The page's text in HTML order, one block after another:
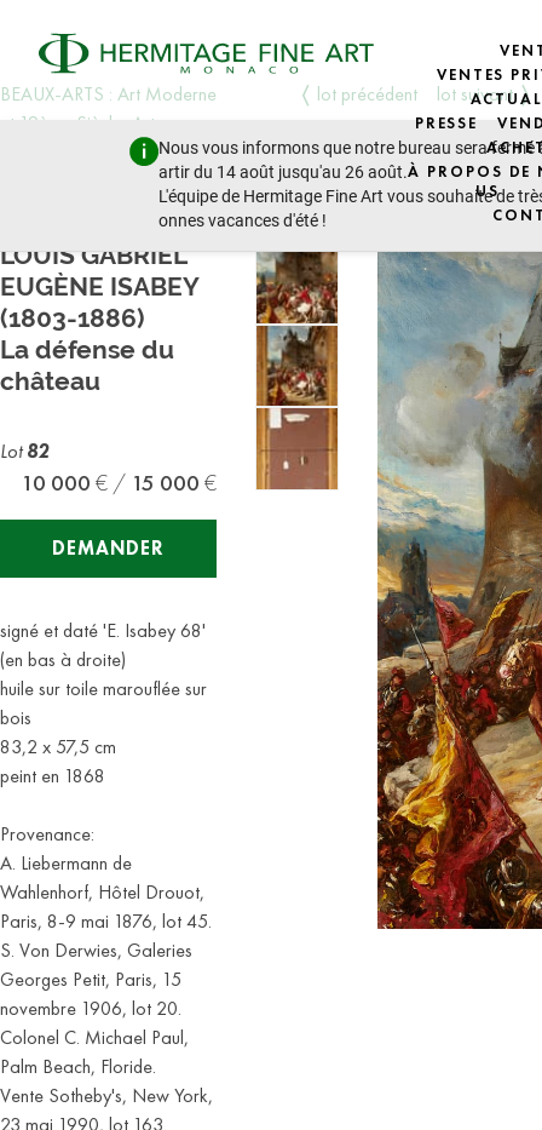
VENTES
PRESSE
À PROPOS DE
US
Nous vous informons que notre bureau sera fermé
artir du 14 août jusqu'au 26 août.
L'équipe de Hermitage Fine Art vous souhaite de
onnes vacances d'été !
BEAUX-ARTS : Art Moderne
et 19ème Siècle, Art
D'europe de L'est, Icônes
jeudi 19 décembre 2024 - 14:30
lot précédent lot suivant
LOUIS GABRIEL
EUGÈNE ISABEY
(1803-1886)
La défense du
château
Lot82
10 000 15 000
DEMANDER
signé et daté 'E. Isabey 68'
(en bas à droite)
huile sur toile marouflée sur
bois
83,2 x 57,5 cm
peint en 1868
Provenance:
A. Liebermann de
Wahlenhorf, Hôtel Drouot,
Paris, 8-9 mai 1876, lot 45.
S. Von Derwies, Galeries
Georges Petit, Paris, 15
novembre 1906, lot 20.
Colonel C. Michael Paul,
Palm Beach, Floride.
Vente Sotheby's, New York,
23 mai 1990, lot 163.